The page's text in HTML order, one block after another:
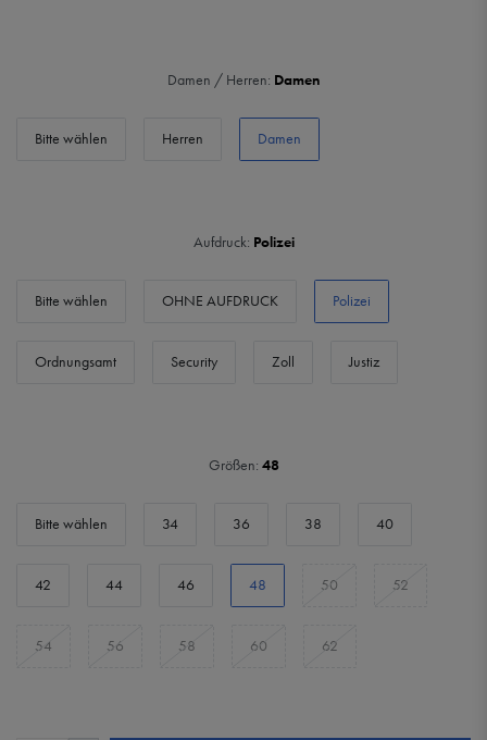
Damen / Herren: Damen
Bitte wählen Herren Damen
Aufdruck: Polizei
Bitte wählen OHNE AUFDRUCK Polizei
Ordnungsamt Security Zoll Justiz
Größen: 48
Bitte wählen 34 36 38 40
42 44 46 48 50 52
54 56 58 60 62